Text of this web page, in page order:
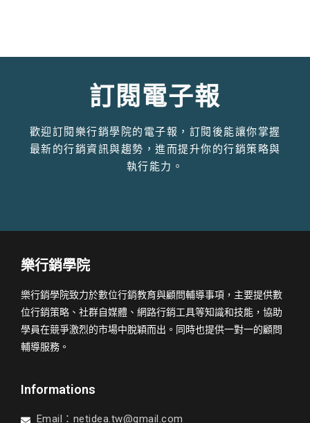
訂閱電子報
歡迎訂閱樂行銷學院的電子報，訂閱後能讓你掌握
最新的行銷資訊與趨勢，進而提升你的行銷策略與
執行能力。
樂行銷學院
樂行銷學院致力於數位行銷教育與顧問輔導事項，主要提供數
位行銷策略、社群自媒體、網路行銷工具等知識和技能，協助
學員在競爭激烈的市場中脫穎而出。同時也提供一對一的顧問
輔導服務。
Informations
Email： netidea.tw@gmail.com